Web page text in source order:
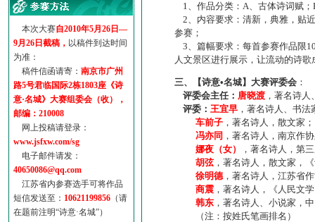
诗意名城·地铁时间
地铁完美呈现【诗意·名城...
参赛作品多达5000多首
“诗意·名城”晒诗会
特别通知--致广大诗词爱好...
本次大赛自2010年5月26日—
9月26日截稿， 以稿件到达时间
为准：
稿件信函请寄： 南京市广州
路5号君临国际2栋1803座《诗
意·名城》大赛组委会（收），
邮编：210008
网上投稿请登录：
www.jsfxw.com/sg
电子邮件请发：
40650086@qq.com
江苏省内参赛选手可将作品
短信发送至： 10621199856 （请
在题前注明“诗意·名城”）
1、作品分类：A、古体诗词赋；
2、内容要求：清新，典雅，贴
参赛；
3、篇幅要求：每首参赛作品限
人文景区进行展示，让流动的诗
三、【诗意•名城】大赛评委会 ：
评委会主任： 唐晓渡 ，著名诗
评委： 王宜早 ，著名诗人、书
车前子 ，著名诗人，散文家；
冯亦同 ，著名诗人，南京作
娜夜（女）
，著名诗人，第
胡弦，著名诗人，散文家，
徐明德，著名诗人，江苏省
商震 ，著名诗人，《人民文
韩东 ，著名诗人、小说家，
（注：按姓氏笔画排名）